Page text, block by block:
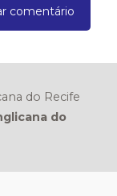
do Recife
do